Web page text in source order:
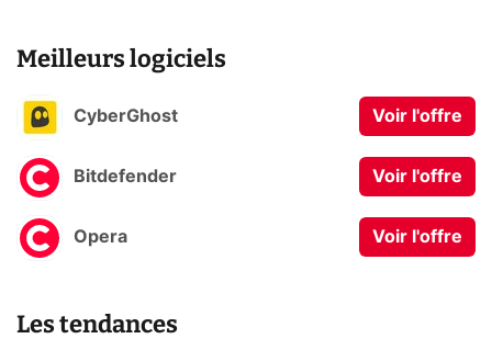
Meilleurs logiciels
CyberGhost Voir l'offre
Bitdefender Voir l'offre
Opera Voir l'offre
Les tendances